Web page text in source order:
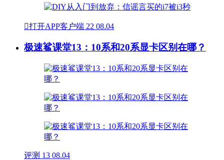
打开APP客户端 22 08.04
极速鲨课堂13：10系和20系显卡区别在哪？
评测 13 08.04